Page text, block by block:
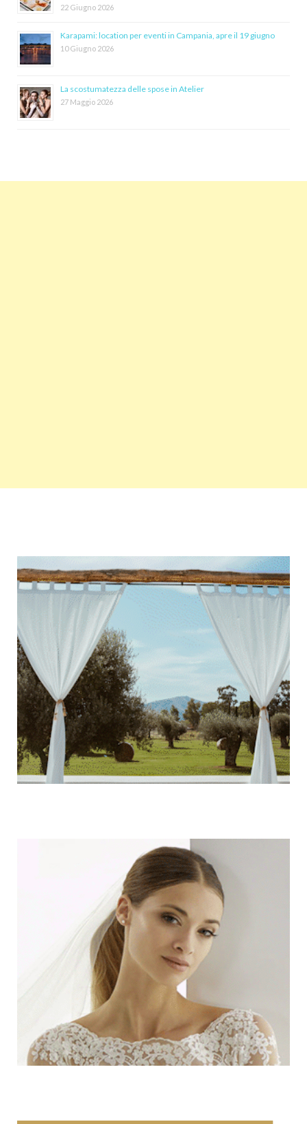
22 Giugno 2026
Karapami: location per eventi in Campania, apre il 19 giugno
10 Giugno 2026
La scostumatezza delle spose in Atelier
27 Maggio 2026